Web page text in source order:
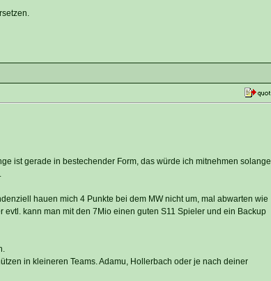
ist gerade in bestechender Form, das würde ich mitnehmen solange
hauen mich 4 Punkte bei dem MW nicht um, mal abwarten wie
kann man mit den 7Mio einen guten S11 Spieler und ein Backup
in kleineren Teams. Adamu, Hollerbach oder je nach deiner